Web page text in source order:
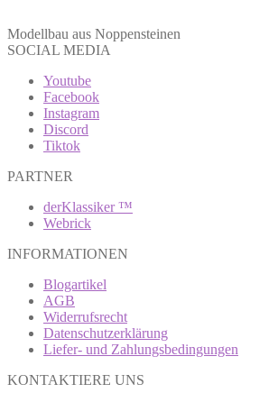
Modellbau aus Noppensteinen
SOCIAL MEDIA
Youtube
Facebook
Instagram
Discord
Tiktok
PARTNER
derKlassiker ™
Webrick
INFORMATIONEN
Blogartikel
AGB
Widerrufsrecht
Datenschutzerklärung
Liefer- und Zahlungsbedingungen
KONTAKTIERE UNS